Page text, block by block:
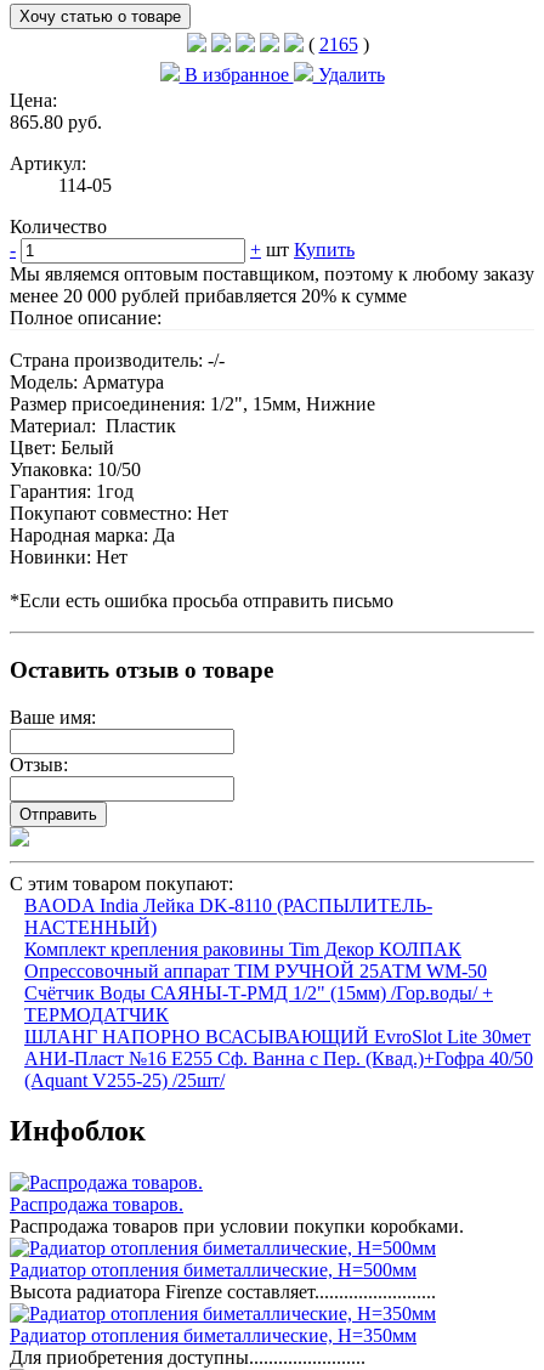
Хочу статью о товаре
( 2165)
В избранное
Удалить
Цена:
865.80 руб.
Артикул:
114-05
Количество
-
+ шт Купить
Мы являемся оптовым поставщиком, поэтому к любому заказу
менее 20 000 рублей прибавляется 20% к сумме
Полное описание:
Страна производитель: -/-
Модель: Арматура
Размер присоединения: 1/2", 15мм, Нижние
Материал: Пластик
Цвет: Белый
Упаковка: 10/50
Гарантия: 1год
Покупают совместно: Нет
Народная марка: Да
Новинки: Нет
*Если есть ошибка просьба отправить письмо
Оставить отзыв о товаре
Ваше имя:
Отзыв:
С этим товаром покупают:
BAODA India Лейка DK-8110 (РАСПЫЛИТЕЛЬ-
НАСТЕННЫЙ)
Комплект крепления раковины Tim Декор КОЛПАК
Опрессовочный аппарат TIM РУЧНОЙ 25АТМ WM-50
Счётчик Воды САЯНЫ-Т-РМД 1/2" (15мм) /Гор.воды/ +
ТЕРМОДАТЧИК
ШЛАНГ НАПОРНО ВСАСЫВАЮЩИЙ EvroSlot Lite 30мет
АНИ-Пласт №16 E255 Сф. Ванна с Пер. (Квад.)+Гофра 40/50
(Aquant V255-25) /25шт/
Инфоблок
Распродажа товаров.
Распродажа товаров при условии покупки коробками.
Радиатор отопления биметаллические, H=500мм
Высота радиатора Firenze составляет.........................
Радиатор отопления биметаллические, H=350мм
Для приобретения доступны........................